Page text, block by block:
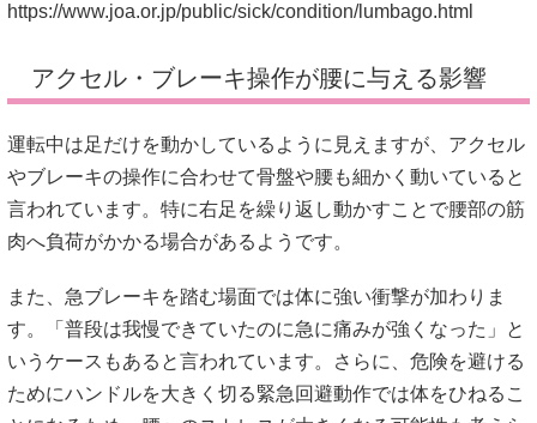
https://www.joa.or.jp/public/sick/condition/lumbago.html
アクセル・ブレーキ操作が腰に与える影響
運転中は足だけを動かしているように見えますが、アクセル
やブレーキの操作に合わせて骨盤や腰も細かく動いていると
言われています。特に右足を繰り返し動かすことで腰部の筋
肉へ負荷がかかる場合があるようです。
また、急ブレーキを踏む場面では体に強い衝撃が加わりま
す。「普段は我慢できていたのに急に痛みが強くなった」と
いうケースもあると言われています。さらに、危険を避ける
ためにハンドルを大きく切る緊急回避動作では体をひねるこ